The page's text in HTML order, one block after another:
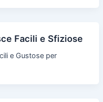
Facili e Sfiziose
e Gustose per